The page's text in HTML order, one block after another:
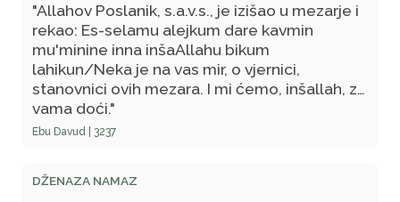
"Allahov Poslanik, s.a.v.s., je izišao u mezarje i
rekao: Es-selamu alejkum dare kavmin
mu'minine inna inšaAllahu bikum
lahikun/Neka je na vas mir, o vjernici,
stanovnici ovih mezara. I mi ćemo, inšallah, za
vama doći."
Ebu Davud | 3237
DŽENAZA NAMAZ